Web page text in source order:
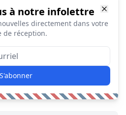
à notre infolettre
directement dans votre
de réception.
S'abonner